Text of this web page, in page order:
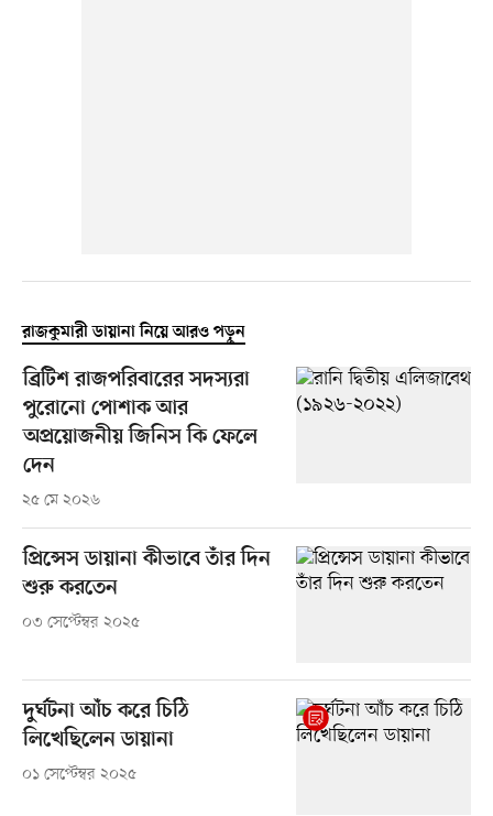
রাজকুমারী ডায়ানা নিয়ে আরও পড়ুন
ব্রিটিশ রাজপরিবারের সদস্যরা
পুরোনো পোশাক আর
অপ্রয়োজনীয় জিনিস কি ফেলে
দেন
২৫ মে ২০২৬
প্রিন্সেস ডায়ানা কীভাবে তাঁর দিন
শুরু করতেন
০৩ সেপ্টেম্বর ২০২৫
দুর্ঘটনা আঁচ করে চিঠি
লিখেছিলেন ডায়ানা
০১ সেপ্টেম্বর ২০২৫